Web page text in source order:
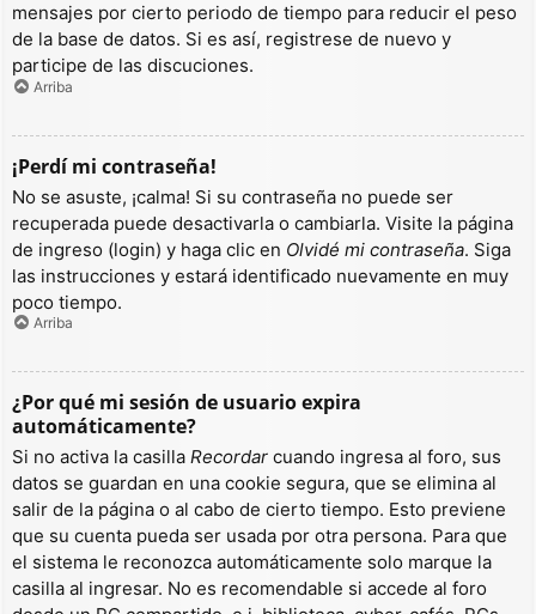
mensajes por cierto periodo de tiempo para reducir el peso
de la base de datos. Si es así, registrese de nuevo y
participe de las discuciones.
Arriba
¡Perdí mi contraseña!
No se asuste, ¡calma! Si su contraseña no puede ser
recuperada puede desactivarla o cambiarla. Visite la página
de ingreso (login) y haga clic en Olvidé mi contraseña. Siga
las instrucciones y estará identificado nuevamente en muy
poco tiempo.
Arriba
¿Por qué mi sesión de usuario expira
automáticamente?
Si no activa la casilla Recordar cuando ingresa al foro, sus
datos se guardan en una cookie segura, que se elimina al
salir de la página o al cabo de cierto tiempo. Esto previene
que su cuenta pueda ser usada por otra persona. Para que
el sistema le reconozca automáticamente solo marque la
casilla al ingresar. No es recomendable si accede al foro